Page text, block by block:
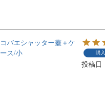
コバエシャッター蓋＋ケ
ース/小
購
投稿日